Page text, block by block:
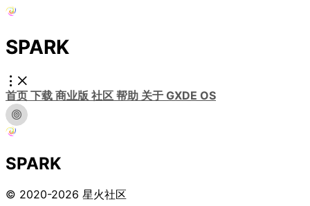
SPARK
首页 下载 商业版 社区 帮助 关于 GXDE OS
SPARK
© 2020-2026 星火社区